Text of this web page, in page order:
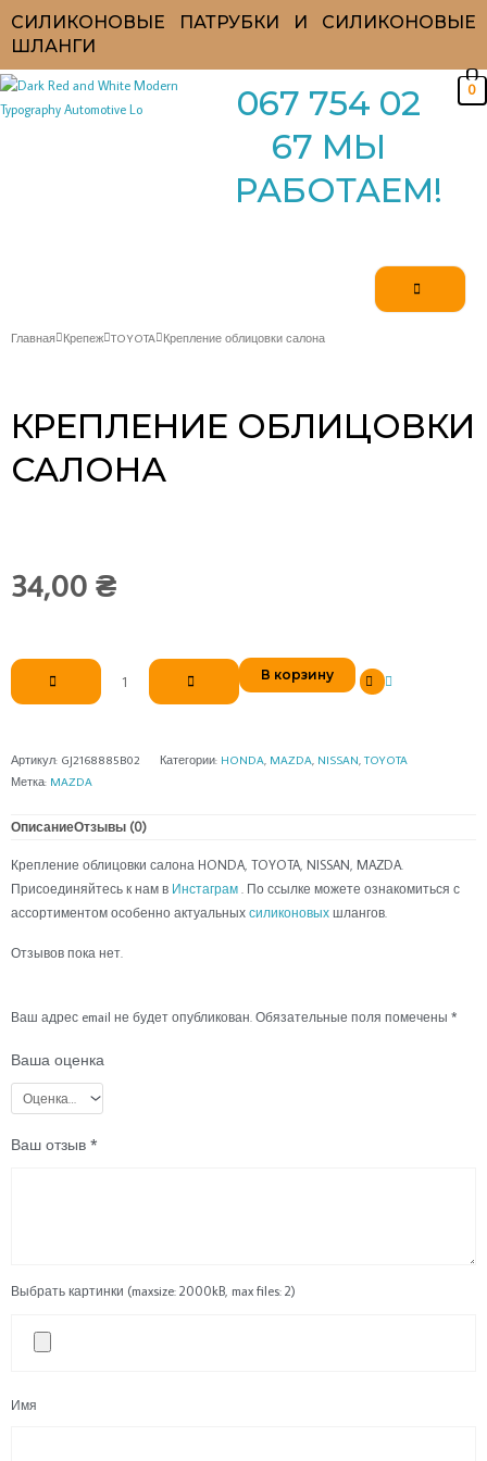
СИЛИКОНОВЫЕ ПАТРУБКИ И СИЛИКОНОВЫЕ
ШЛАНГИ
067 754 02
67 МЫ
РАБОТАЕМ!
0
Главная Крепеж TOYOTA Крепление облицовки салона
КРЕПЛЕНИЕ ОБЛИЦОВКИ
САЛОНА
34,00 ₴
Количество
товара
Крепление
салона
В корзину
Артикул: GJ2168885B02 Категории: HONDA, MAZDA, NISSAN, TOYOTA
Метка: MAZDA
ОписаниеОтзывы (0)
Крепление облицовки салона HONDA, TOYOTA, NISSAN, MAZDA.
Присоединяйтесь к нам в Инстаграм . По ссылке можете ознакомиться с
ассортиментом особенно актуальных силиконовых шлангов.
Отзывов пока нет.
Ваш адрес email не будет опубликован. Обязательные поля помечены *
Ваша оценка
Ваш отзыв *
Выбрать картинки (maxsize: 2000kB, max files: 2)
Имя